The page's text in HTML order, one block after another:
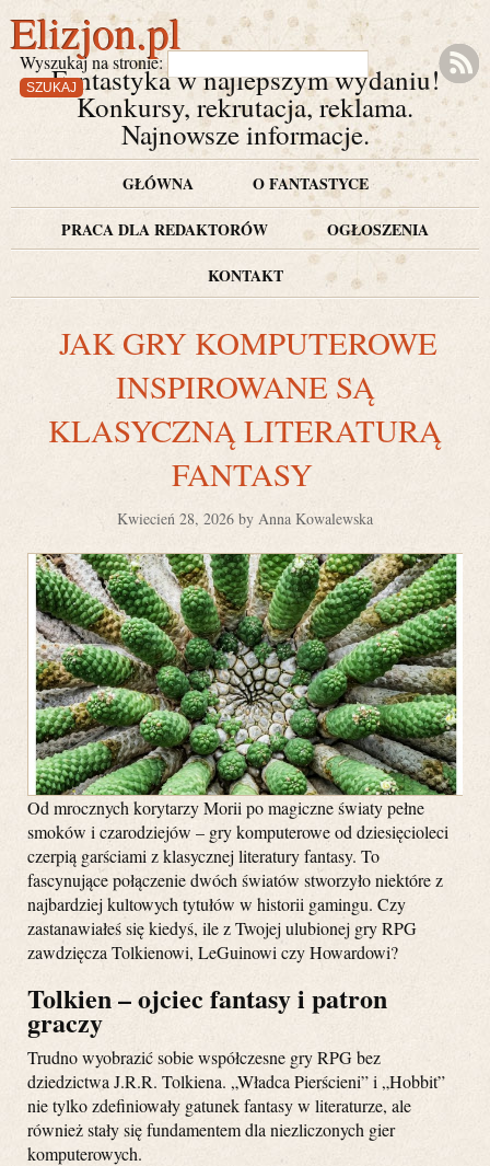
Wyszukaj na stronie:
Elizjon.pl
Fantastyka w najlepszym wydaniu!
Konkursy, rekrutacja, reklama.
Najnowsze informacje.
GŁÓWNA
O FANTASTYCE
PRACA DLA REDAKTORÓW
OGŁOSZENIA
KONTAKT
JAK GRY KOMPUTEROWE
INSPIROWANE SĄ
KLASYCZNĄ LITERATURĄ
FANTASY
Kwiecień 28, 2026 by Anna Kowalewska
Od mrocznych korytarzy Morii po magiczne światy pełne
smoków i czarodziejów – gry komputerowe od dziesięcioleci
czerpią garściami z klasycznej literatury fantasy. To
fascynujące połączenie dwóch światów stworzyło niektóre z
najbardziej kultowych tytułów w historii gamingu. Czy
zastanawiałeś się kiedyś, ile z Twojej ulubionej gry RPG
zawdzięcza Tolkienowi, LeGuinowi czy Howardowi?
Tolkien – ojciec fantasy i patron
graczy
Trudno wyobrazić sobie współczesne gry RPG bez
dziedzictwa J.R.R. Tolkiena. „Władca Pierścieni” i „Hobbit”
nie tylko zdefiniowały gatunek fantasy w literaturze, ale
również stały się fundamentem dla niezliczonych gier
komputerowych.